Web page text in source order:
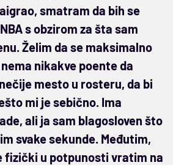
smatram da bih se
s obzirom za šta sam
Želim da se maksimalno
nikakve poente da
mesto u rosteru, da bi
mi je sebično. Ima
ali ja sam blagosloven što
svake sekunde. Međutim,
fizički u potpunosti vratim na